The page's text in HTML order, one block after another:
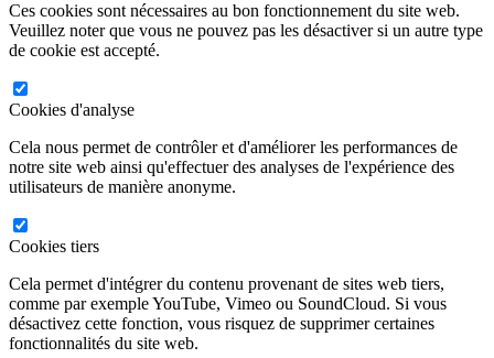
Ces cookies sont nécessaires au bon fonctionnement du site web.
Veuillez noter que vous ne pouvez pas les désactiver si un autre type
de cookie est accepté.
Cookies d'analyse
Cela nous permet de contrôler et d'améliorer les performances de
notre site web ainsi qu'effectuer des analyses de l'expérience des
utilisateurs de manière anonyme.
Cookies tiers
Cela permet d'intégrer du contenu provenant de sites web tiers,
comme par exemple YouTube, Vimeo ou SoundCloud. Si vous
désactivez cette fonction, vous risquez de supprimer certaines
fonctionnalités du site web.